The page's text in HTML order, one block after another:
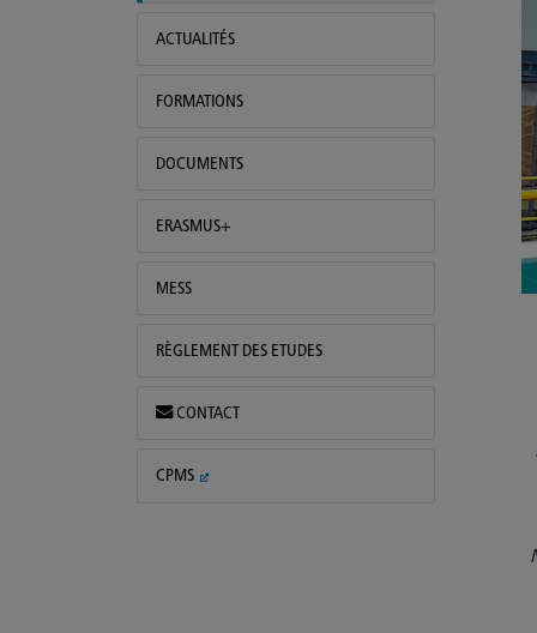
ACTUALITÉS
FORMATIONS
DOCUMENTS
ERASMUS+
MESS
RÈGLEMENT DES ETUDES
CONTACT
CPMS